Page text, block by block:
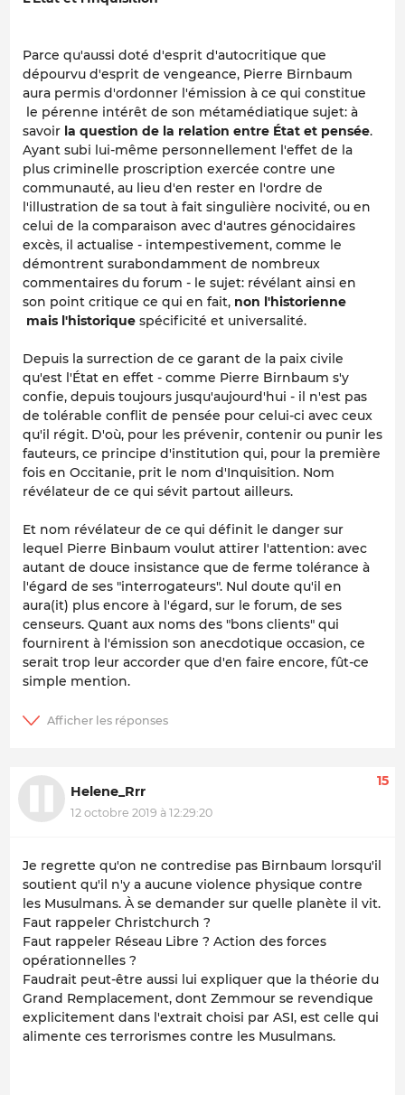
Parce qu'aussi doté d'esprit d'autocritique que
dépourvu d'esprit de vengeance, Pierre Birnbaum
aura permis d'ordonner l'émission à ce qui constitue
le pérenne intérêt de son métamédiatique sujet: à
savoir la question de la relation entre État et pensée.
Ayant subi lui-même personnellement l'effet de la
plus criminelle proscription exercée contre une
communauté, au lieu d'en rester en l'ordre de
l'illustration de sa tout à fait singulière nocivité, ou en
celui de la comparaison avec d'autres génocidaires
excès, il actualise - intempestivement, comme le
démontrent surabondamment de nombreux
commentaires du forum - le sujet: révélant ainsi en
son point critique ce qui en fait, non l'historienne
mais l'historique spécificité et universalité.
Depuis la surrection de ce garant de la paix civile
qu'est l'État en effet - comme Pierre Birnbaum s'y
confie, depuis toujours jusqu'aujourd'hui - il n'est pas
de tolérable conflit de pensée pour celui-ci avec ceux
qu'il régit. D'où, pour les prévenir, contenir ou punir les
fauteurs, ce principe d'institution qui, pour la première
fois en Occitanie, prit le nom d'Inquisition. Nom
révélateur de ce qui sévit partout ailleurs.
Et nom révélateur de ce qui définit le danger sur
lequel Pierre Binbaum voulut attirer l'attention: avec
autant de douce insistance que de ferme tolérance à
l'égard de ses "interrogateurs". Nul doute qu'il en
aura(it) plus encore à l'égard, sur le forum, de ses
censeurs. Quant aux noms des "bons clients" qui
fournirent à l'émission son anecdotique occasion, ce
serait trop leur accorder que d'en faire encore, fût-ce
simple mention.
Helene_Rrr
12 octobre 2019 à 12:29:20
15
Je regrette qu'on ne contredise pas Birnbaum lorsqu'il
soutient qu'il n'y a aucune violence physique contre
les Musulmans. À se demander sur quelle planète il vit.
Faut rappeler Christchurch ?
Faut rappeler Réseau Libre ? Action des forces
opérationnelles ?
Faudrait peut-être aussi lui expliquer que la théorie du
Grand Remplacement, dont Zemmour se revendique
explicitement dans l'extrait choisi par ASI, est celle qui
alimente ces terrorismes contre les Musulmans.